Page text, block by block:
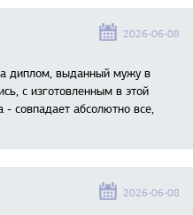
2026-06-08
диплом, выданный мужу в
с изготовленным в этой
совпадает абсолютно все,
2026-06-08